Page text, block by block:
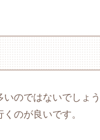
のではないでしょ
のが良いです。